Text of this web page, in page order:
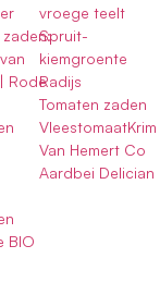
Rode
BIO
vroege teelt
Spruit-
kiemgroente
Radijs
Tomaten zaden
VleestomaatKrim
Van Hemert Co
Aardbei Delician